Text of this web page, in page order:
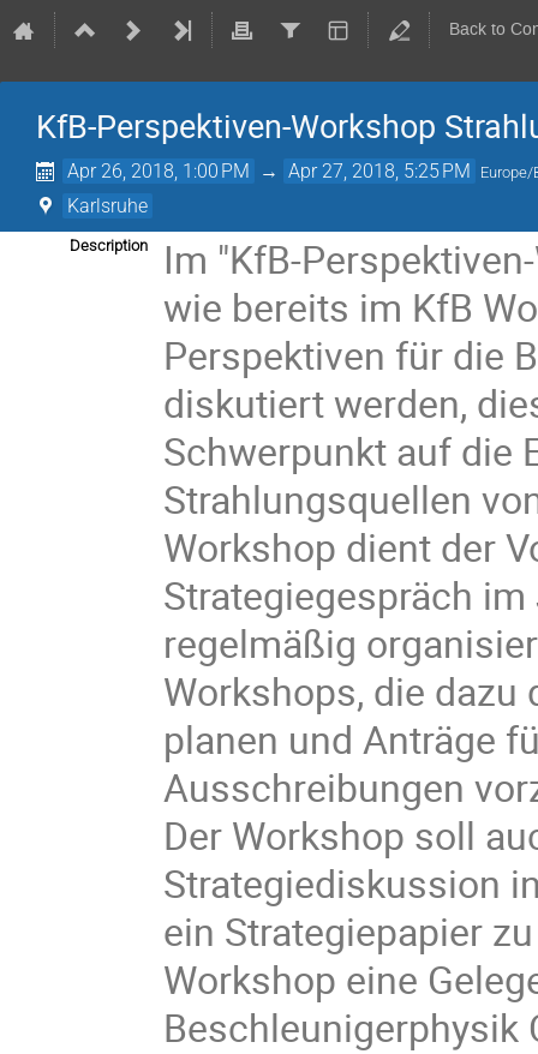
Back to
KfB-Perspektiven-Workshop
Apr 26, 2018, 1:00 PM → Apr 27, 2018, 5:25 PM Europe/
Karlsruhe
Description
Im "KfB-
wie bereits im KfB
Perspektiven für die
diskutiert werden,
Schwerpunkt auf die
Strahlungsquellen
Workshop dient der
Strategiegespräch
regelmäßig
Workshops, die dazu
planen und Anträge
Ausschreibungen
Der Workshop soll
Strategiediskussion
ein Strategiepapier
Workshop eine
Beschleunigerphysik